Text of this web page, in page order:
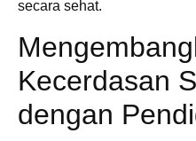
secara sehat.
Kecerdasan
dengan